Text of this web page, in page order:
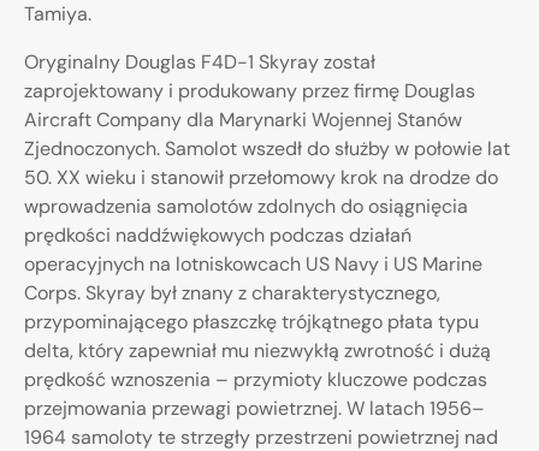
Tamiya.
Oryginalny Douglas F4D-1 Skyray został
zaprojektowany i produkowany przez firmę Douglas
Aircraft Company dla Marynarki Wojennej Stanów
Zjednoczonych. Samolot wszedł do służby w połowie lat
50. XX wieku i stanowił przełomowy krok na drodze do
wprowadzenia samolotów zdolnych do osiągnięcia
prędkości naddźwiękowych podczas działań
operacyjnych na lotniskowcach US Navy i US Marine
Corps. Skyray był znany z charakterystycznego,
przypominającego płaszczkę trójkątnego płata typu
delta, który zapewniał mu niezwykłą zwrotność i dużą
prędkość wznoszenia – przymioty kluczowe podczas
przejmowania przewagi powietrznej. W latach 1956–
1964 samoloty te strzegły przestrzeni powietrznej nad